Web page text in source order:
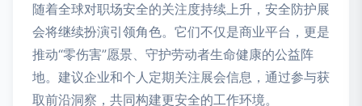
随着全球对职场安全的关注度持续上升，安全防护展
会将继续扮演引领角色。它们不仅是商业平台，更是
推动“零伤害”愿景、守护劳动者生命健康的公益阵
地。建议企业和个人定期关注展会信息，通过参与获
取前沿洞察，共同构建更安全的工作环境。